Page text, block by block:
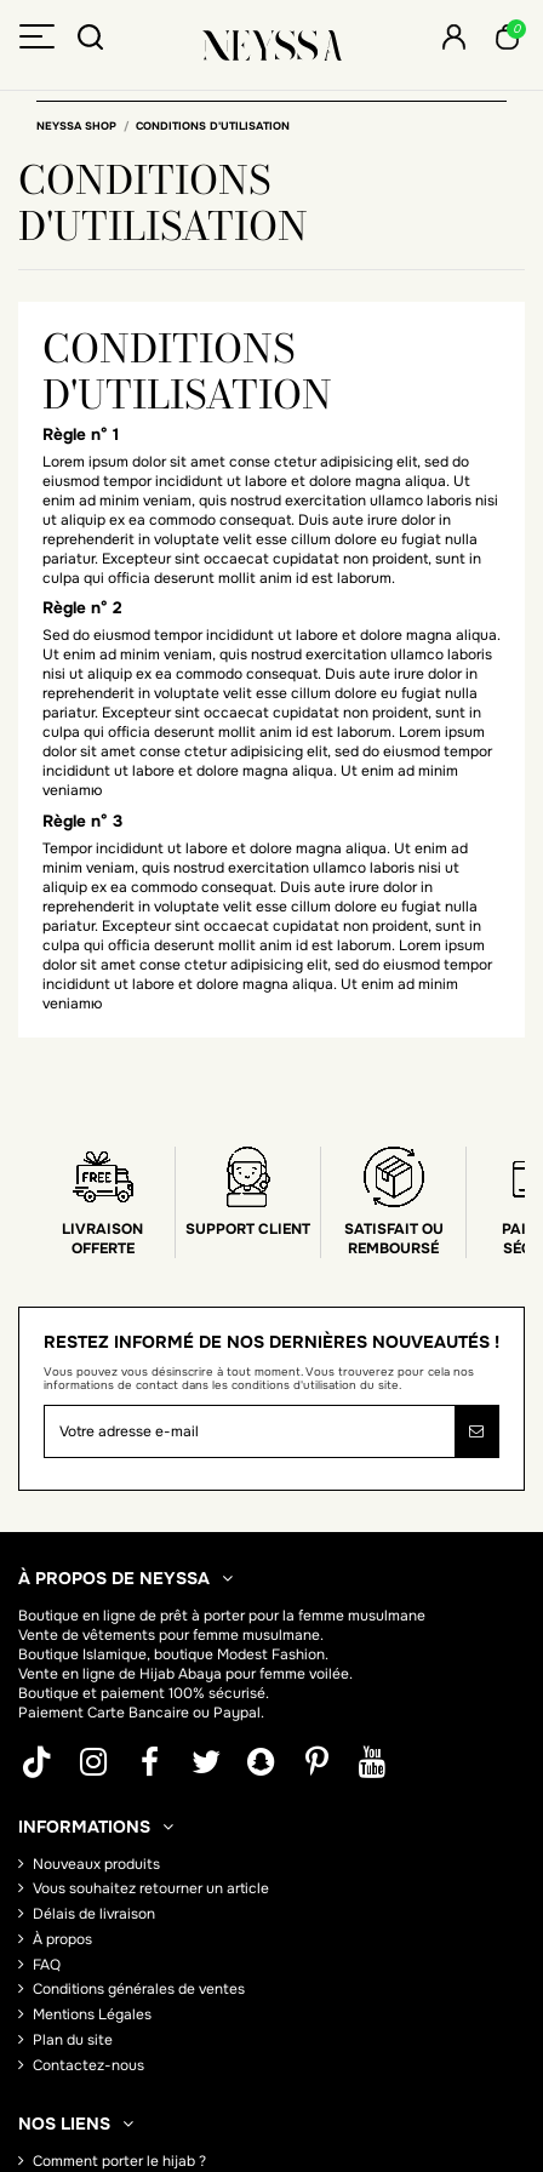
0
NEYSSA SHOP CONDITIONS D'UTILISATION
CONDITIONS
D'UTILISATION
CONDITIONS
D'UTILISATION
Règle n° 1
Lorem ipsum dolor sit amet conse ctetur adipisicing elit, sed do
eiusmod tempor incididunt ut labore et dolore magna aliqua. Ut
enim ad minim veniam, quis nostrud exercitation ullamco laboris nisi
ut aliquip ex ea commodo consequat. Duis aute irure dolor in
reprehenderit in voluptate velit esse cillum dolore eu fugiat nulla
pariatur. Excepteur sint occaecat cupidatat non proident, sunt in
culpa qui officia deserunt mollit anim id est laborum.
Règle n° 2
Sed do eiusmod tempor incididunt ut labore et dolore magna aliqua.
Ut enim ad minim veniam, quis nostrud exercitation ullamco laboris
nisi ut aliquip ex ea commodo consequat. Duis aute irure dolor in
reprehenderit in voluptate velit esse cillum dolore eu fugiat nulla
pariatur. Excepteur sint occaecat cupidatat non proident, sunt in
culpa qui officia deserunt mollit anim id est laborum. Lorem ipsum
dolor sit amet conse ctetur adipisicing elit, sed do eiusmod tempor
incididunt ut labore et dolore magna aliqua. Ut enim ad minim
veniamю
Règle n° 3
Tempor incididunt ut labore et dolore magna aliqua. Ut enim ad
minim veniam, quis nostrud exercitation ullamco laboris nisi ut
aliquip ex ea commodo consequat. Duis aute irure dolor in
reprehenderit in voluptate velit esse cillum dolore eu fugiat nulla
pariatur. Excepteur sint occaecat cupidatat non proident, sunt in
culpa qui officia deserunt mollit anim id est laborum. Lorem ipsum
dolor sit amet conse ctetur adipisicing elit, sed do eiusmod tempor
incididunt ut labore et dolore magna aliqua. Ut enim ad minim
veniamю
LIVRAISON
OFFERTE
SUPPORT CLIENT
SATISFAIT OU
REMBOURSÉ
RESTEZ INFORMÉ DE NOS DERNIÈRES NOUVEAUTÉS !
Vous pouvez vous désinscrire à tout moment. Vous trouverez pour cela nos
informations de contact dans les conditions d'utilisation du site.
À PROPOS DE NEYSSA
Boutique en ligne deprêt à porter pour la femme musulmane
Vente de vêtements pour femme musulmane.
Boutique Islamique, boutique Modest Fashion.
Vente en ligne de HijabAbaya pour femme voilée.
Boutique et paiement 100% sécurisé.
Paiement Carte Bancaire ou Paypal.
INFORMATIONS
Nouveaux produits
Vous souhaitez retourner un article
Délais de livraison
À propos
FAQ
Conditions générales de ventes
Mentions Légales
Plan du site
Contactez-nous
NOS LIENS
Comment porter le hijab ?